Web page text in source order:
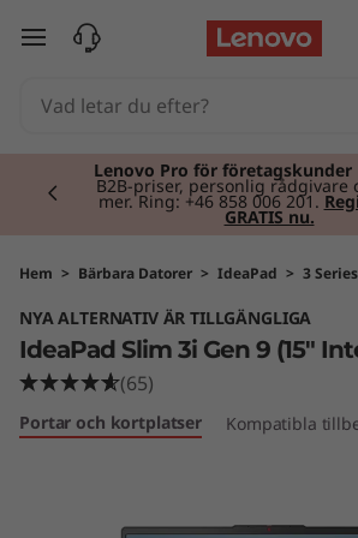
a
d
S
hoppa vidare till huvudinnehållet
Lenovo Pro för företagskunder
B2B-priser, personlig rådgivare
mer. Ring: +46 858 006 201.
GRATIS nu.
Currently displaying item 2 of 2
Hem > Bärbara Datorer > IdeaPad > 3 Series
NYA ALTERNATIV ÄR TILLGÄNGLIGA
IdeaPad Slim 3i Gen 9 (15"
(65)
Portar och kortplatser Kompatibla